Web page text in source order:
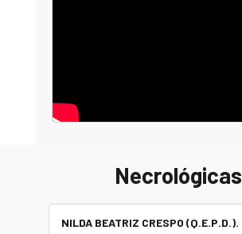
Necrológicas
NILDA BEATRIZ CRESPO (Q.E.P.D.).